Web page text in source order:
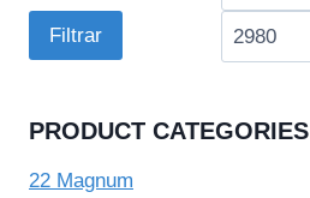
Filtrar
PRODUCT CATEGORIES
22 Magnum